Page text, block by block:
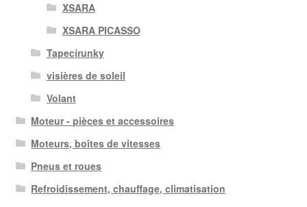
XSARA
XSARA PICASSO
Tapecírunky
visières de soleil
Volant
Moteur - pièces et accessoires
Moteurs, boîtes de vitesses
Pneus et roues
Refroidissement, chauffage, climatisation